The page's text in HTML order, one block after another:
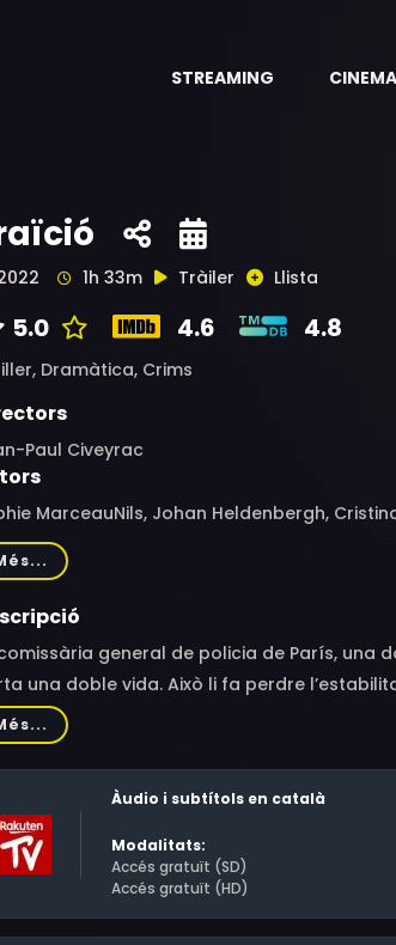
STREAMING CINEMA
1h 33m Tràiler Llista
5.0 4.6 4.8
Dramàtica, Crims
Paul Civeyrac
MarceauNils, Johan Heldenbergh,
Sophie Marceau, Ouassini Embarek,
general de policia de París, una
una doble vida. Això li fa perdre
cregut capaç.
Àudio i subtítols en català
Modalitats:
Accés gratuït (SD)
Accés gratuït (HD)